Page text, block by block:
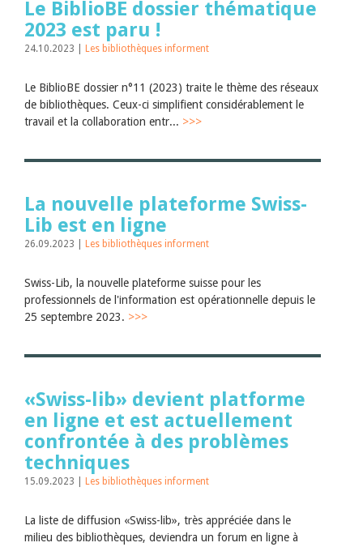
Le BiblioBE dossier thématique
2023 est paru !
24.10.2023 | Les bibliothèques informent
Le BiblioBE dossier n°11 (2023) traite le thème des réseaux
de bibliothèques. Ceux-ci simplifient considérablement le
travail et la collaboration entr... >>>
La nouvelle plateforme Swiss-
Lib est en ligne
26.09.2023 | Les bibliothèques informent
Swiss-Lib, la nouvelle plateforme suisse pour les
professionnels de l'information est opérationnelle depuis le
25 septembre 2023. >>>
«Swiss-lib» devient platforme
en ligne et est actuellement
confrontée à des problèmes
techniques
15.09.2023 | Les bibliothèques informent
La liste de diffusion «Swiss-lib», très appréciée dans le
milieu des bibliothèques, deviendra un forum en ligne à